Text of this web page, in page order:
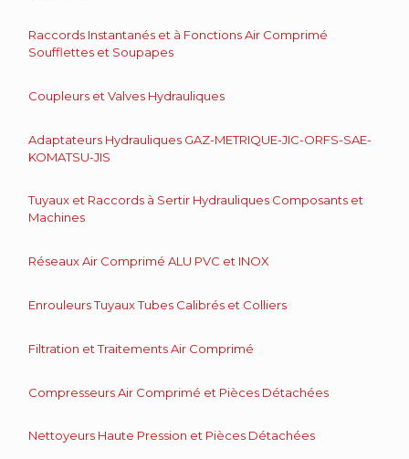
Raccords Instantanés et à Fonctions Air Comprimé
Soufflettes et Soupapes
Coupleurs et Valves Hydrauliques
Adaptateurs Hydrauliques GAZ-METRIQUE-JIC-ORFS-SAE-
KOMATSU-JIS
Tuyaux et Raccords à Sertir Hydrauliques Composants et
Machines
Réseaux Air Comprimé ALU PVC et INOX
Enrouleurs Tuyaux Tubes Calibrés et Colliers
Filtration et Traitements Air Comprimé
Compresseurs Air Comprimé et Pièces Détachées
Nettoyeurs Haute Pression et Pièces Détachées